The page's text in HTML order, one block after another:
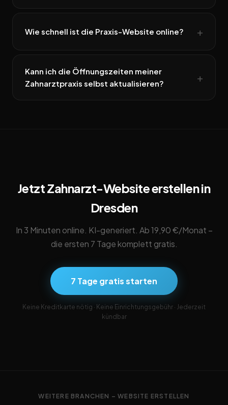
Wie schnell ist die Praxis-Website online?
Kann ich die Öffnungszeiten meiner
Zahnarztpraxis selbst aktualisieren?
Jetzt Zahnarzt-Website erstellen in
Dresden
In 3 Minuten online. KI-generiert. Ab 19,90 €/Monat –
die ersten 7 Tage komplett gratis.
7 Tage gratis starten
Keine Kreditkarte nötig · Keine Einrichtungsgebühr · Jederzeit
kündbar
WEITERE BRANCHEN – WEBSITE ERSTELLEN